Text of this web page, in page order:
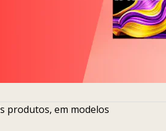
produtos, em modelos